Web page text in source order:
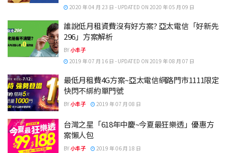
2020 年 04 月 23 日 - UPDATED ON 2020 年 05 月 09 日
誰說低月租資費沒有好方案? 亞太電信「好新先
296」方案解析
BY小丰子
2019 年 07 月 16 日 - UPDATED ON 2019 年 08 月 07 日
最低月租費4G方案~亞太電信網路門市1111限定
快閃不綁約單門號
BY小丰子 2019 年 07 月 08 日
台灣之星「618年中慶~今夏最狂樂透」優惠方
案懶人包
BY小丰子 2019 年 06 月 18 日